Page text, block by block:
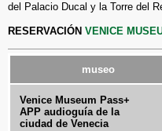
del Palacio Ducal y la Torre del
RESERVACIÓN VENICE
museo
Venice Museum Pass+
APP audioguía de la
ciudad de Venecia